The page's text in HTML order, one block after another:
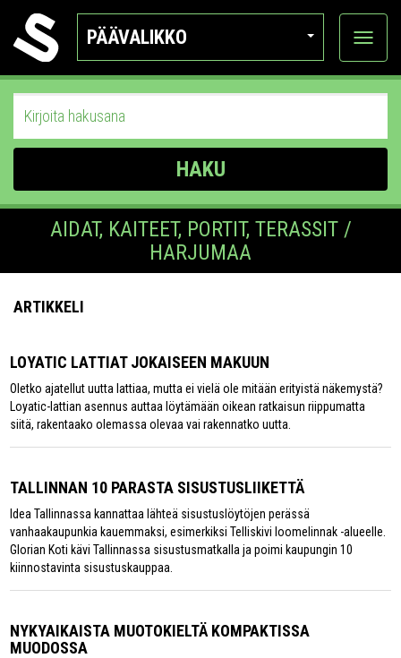
PÄÄVALIKKO
Näytä
HAKU
AIDAT, KAITEET, PORTIT, TERASSIT /
HARJUMAA
ARTIKKELI
LOYATIC LATTIAT JOKAISEEN MAKUUN
Oletko ajatellut uutta lattiaa, mutta ei vielä ole mitään erityistä näkemystä?
Loyatic-lattian asennus auttaa löytämään oikean ratkaisun riippumatta
siitä, rakentaako olemassa olevaa vai rakennatko uutta.
TALLINNAN 10 PARASTA SISUSTUSLIIKETTÄ
Idea Tallinnassa kannattaa lähteä sisustuslöytöjen perässä
vanhaakaupunkia kauemmaksi, esimerkiksi Telliskivi loomelinnak -alueelle.
Glorian Koti kävi Tallinnassa sisustusmatkalla ja poimi kaupungin 10
kiinnostavinta sisustuskauppaa.
NYKYAIKAISTA MUOTOKIELTÄ KOMPAKTISSA
MUODOSSA